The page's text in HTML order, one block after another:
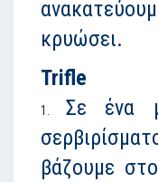
κρυώσει.
Trifle
Σε ένα
βάζουμε